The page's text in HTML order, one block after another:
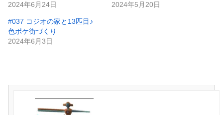
2024年6月24日
2024年5月20日
#037 コジオの家と13匹目♪
色ポケ街づくり
2024年6月3日